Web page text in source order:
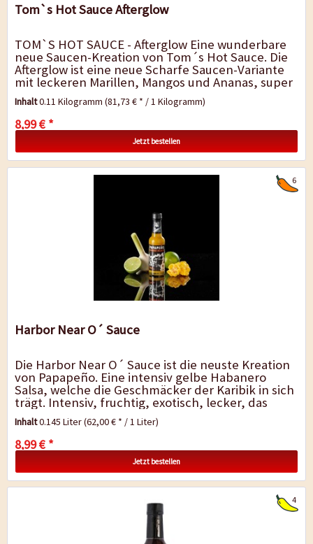
Tom`s Hot Sauce Afterglow
TOM`S HOT SAUCE - Afterglow Eine wunderbare
neue Saucen-Kreation von Tom´s Hot Sauce. Die
Afterglow ist eine neue Scharfe Saucen-Variante
mit leckeren Marillen, Mangos und Ananas, super
fruchtig und ordentlich scharf. Da brennt...
Inhalt0.11 Kilogramm(81,73 € * / 1 Kilogramm)
8,99 € *
Jetzt bestellen
6
Harbor Near O´ Sauce
Die Harbor Near O´ Sauce ist die neuste Kreation
von Papapeño. Eine intensiv gelbe Habanero
Salsa, welche die Geschmäcker der Karibik in sich
trägt. Intensiv, fruchtig, exotisch, lecker, das
beschreibt die Harbor...
Inhalt0.145 Liter(62,00 € * / 1 Liter)
8,99 € *
Jetzt bestellen
4